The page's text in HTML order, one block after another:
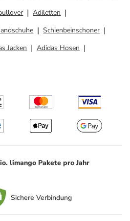
Adiletten
Schienbeinschoner
Jacken
Adidas Hosen
limango Pakete pro Jahr
Sichere Verbindung